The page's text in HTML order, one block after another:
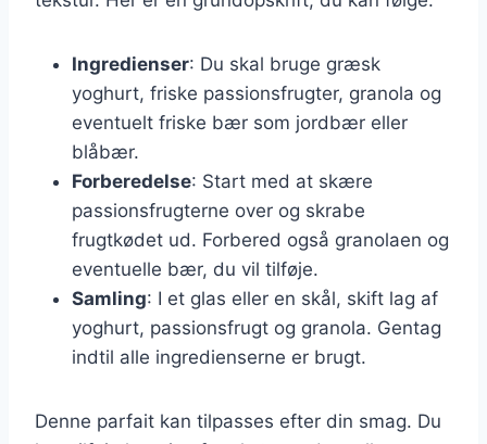
Ingredienser: Du skal bruge græsk
yoghurt, friske passionsfrugter, granola og
eventuelt friske bær som jordbær eller
blåbær.
Forberedelse: Start med at skære
passionsfrugterne over og skrabe
frugtkødet ud. Forbered også granolaen og
eventuelle bær, du vil tilføje.
Samling: I et glas eller en skål, skift lag af
yoghurt, passionsfrugt og granola. Gentag
indtil alle ingredienserne er brugt.
Denne parfait kan tilpasses efter din smag. Du